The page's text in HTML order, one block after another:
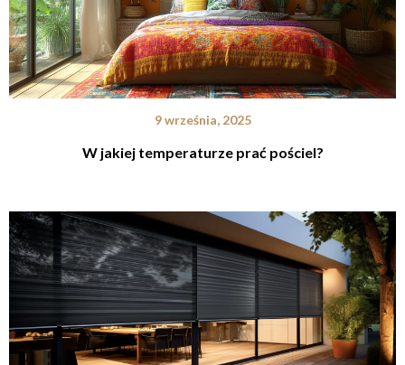
9 września, 2025
W jakiej temperaturze prać pościel?